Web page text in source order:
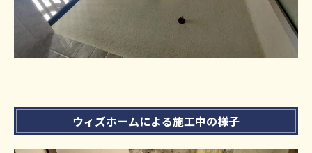
ウィズホームによる施工中の様子